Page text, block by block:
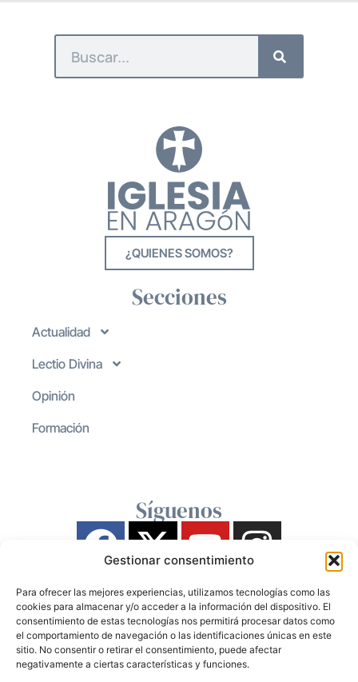
Gestionar consentimiento
Para ofrecer las mejores experiencias, utilizamos tecnologías como las
cookies para almacenar y/o acceder a la información del dispositivo. El
consentimiento de estas tecnologías nos permitirá procesar datos como
el comportamiento de navegación o las identificaciones únicas en este
sitio. No consentir o retirar el consentimiento, puede afectar
negativamente a ciertas características y funciones.
¿QUIENES SOMOS?
Secciones
Actualidad
Lectio Divina
Opinión
Formación
Síguenos